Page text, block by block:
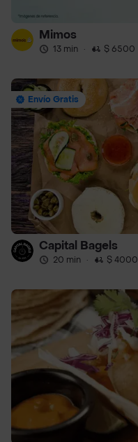
Mimos
13 min · $ 6500
Envío Gratis
Capital Bagels
20 min · $ 4000